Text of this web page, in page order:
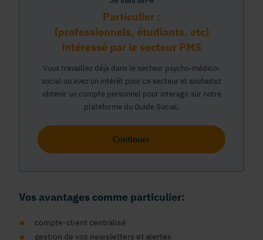
Particulier :
(professionnels, étudiants, etc)
intéressé par le secteur PMS
Vous travaillez déjà dans le secteur psycho-médico-
social ou avez un intérêt pour ce secteur et souhaitez
obtenir un compte personnel pour interagir sur notre
plateforme du Guide Social.
Continuer
Vos avantages comme particulier:
compte-client centralisé
gestion de vos newsletters et alertes